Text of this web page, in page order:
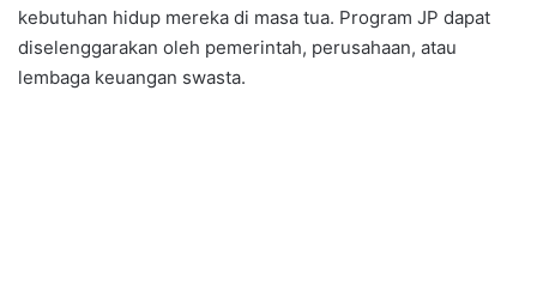
kebutuhan hidup mereka di masa tua. Program JP dapat
diselenggarakan oleh pemerintah, perusahaan, atau
lembaga keuangan swasta.